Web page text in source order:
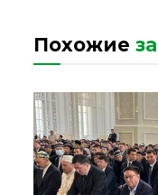
Похожие